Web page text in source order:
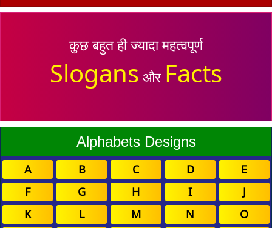
कुछ बहुत ही ज्यादा महत्वपूर्ण
Slogans और Facts
Alphabets Designs
A B C D
E
F
G H I
J
K
L M N
O